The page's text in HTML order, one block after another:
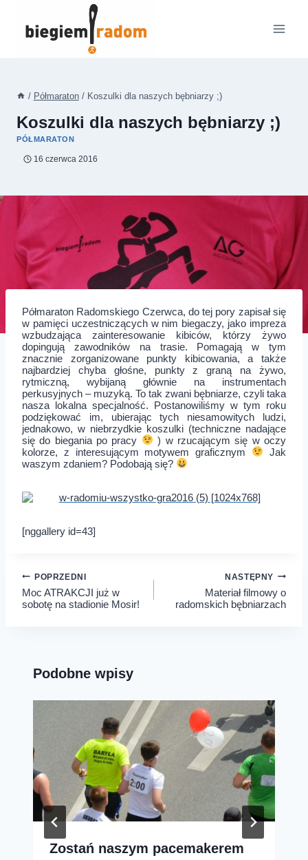
/ Półmaraton / Koszulki dla naszych bębniarzy ;)
Koszulki dla naszych bębniarzy ;)
PÓŁMARATON
16 czerwca 2016
Półmaraton Radomskiego Czerwca, do tej pory zapisał się
w pamięci uczestniczących w nim biegaczy, jako impreza
wzbudzająca zainteresowanie kibiców, którzy żywo
dopingują zawodników na trasie. Pomagają w tym
znacznie zorganizowane punkty kibicowania, a także
najbardziej chyba głośne, punkty z graną na żywo,
rytmiczną, wybijaną głównie na instrumentach
perkusyjnych – muzyką. To tak zwani bębniarze, czyli taka
nasza lokalna specjalność. Postanowiliśmy w tym roku
podziękować im, ubierając tych niesamowitych ludzi,
jednakowo, w niebrzydkie koszulki (techniczne nadające
się do biegania po pracy
) w rzucającym się w oczy
kolorze, z interesującym motywem graficznym
Jak
waszym zdaniem? Podobają się?
[nggallery id=43]
Nawigacja
wpisu
POPRZEDNI
Moc ATRAKCJI już w
sobotę na stadionie Mosir!
NASTĘPNY
Materiał filmowy o
radomskich bębniarzach
Podobne wpisy
Zostań naszym pacemakerem